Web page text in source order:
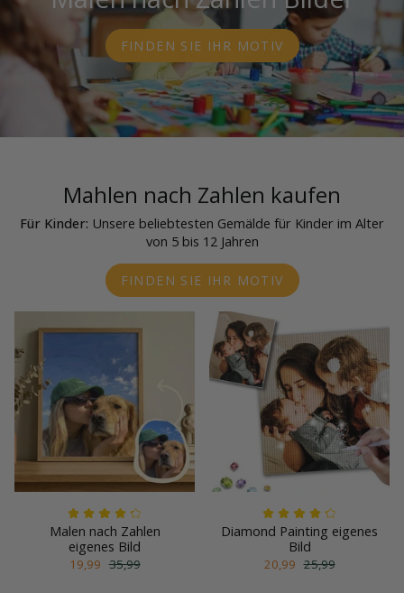
FINDEN SIE IHR MOTIV
Mahlen nach Zahlen kaufen
Für Kinder: Unsere beliebtesten Gemälde für Kinder im Alter
von 5 bis 12 Jahren
FINDEN SIE IHR MOTIV
Malen nach Zahlen
eigenes Bild
19,99 35,99
Diamond Painting eigenes
Bild
20,99 25,99